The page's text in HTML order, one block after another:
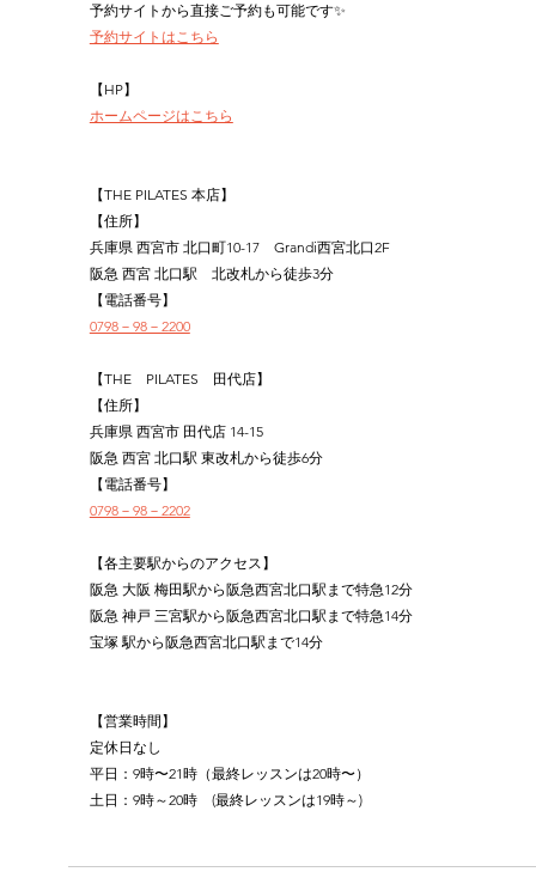
予約サイトから直接ご予約も可能です✨
予約サイトはこちら
【HP】
ホームページはこちら
【THE PILATES 本店】
【住所】
兵庫県 西宮市 北口町10-17　Grandi西宮北口2F
阪急 西宮 北口駅　北改札から徒歩3分
【電話番号】
0798－98－2200
【THE　PILATES　田代店】
【住所】
兵庫県 西宮市 田代店 14-15
阪急 西宮 北口駅 東改札から徒歩6分
【電話番号】
0798－98－2202
【各主要駅からのアクセス】
阪急 大阪 梅田駅から阪急西宮北口駅まで特急12分
阪急 神戸 三宮駅から阪急西宮北口駅まで特急14分
宝塚 駅から阪急西宮北口駅まで14分
【営業時間】
定休日なし
平日：9時〜21時（最終レッスンは20時〜）
土日：9時～20時　(最終レッスンは19時～)